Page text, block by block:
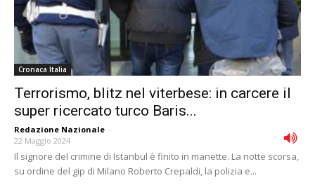
Cronaca Italia
Terrorismo, blitz nel viterbese: in carcere il
super ricercato turco Baris...
Redazione Nazionale -
22 Maggio 2024
Il signore del crimine di Istanbul è finito in manette. La notte scorsa,
su ordine del gip di Milano Roberto Crepaldi, la polizia e...